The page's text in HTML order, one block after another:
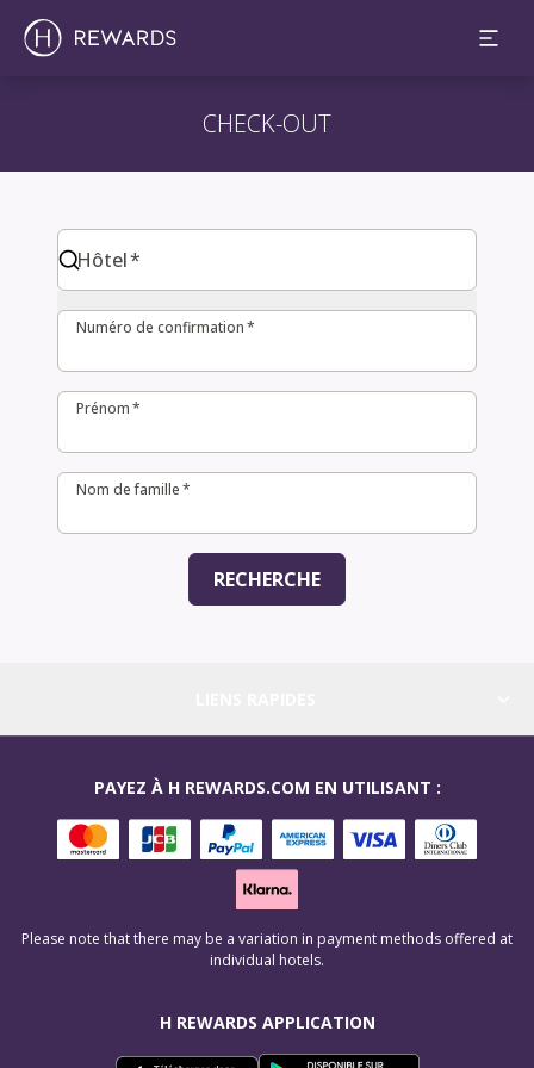
CHECK-OUT
Hôtel
Hôtel*
Numéro de confirmation
Numéro de confirmation*
Prénom
Prénom*
Nom de famille
Nom de famille*
RECHERCHE
H REWARDS APPLICATION
PAYEZ À H REWARDS.COM EN UTILISANT :
Please note that there may be a variation in payment methods offered at
individual hotels.